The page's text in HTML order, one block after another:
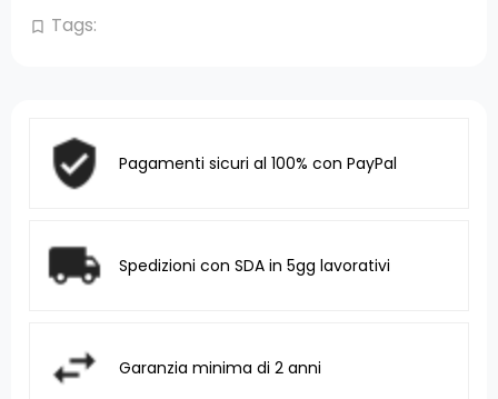
bookmark_border Tags:
Pagamenti sicuri al 100% con PayPal
Spedizioni con SDA in 5gg lavorativi
Garanzia minima di 2 anni